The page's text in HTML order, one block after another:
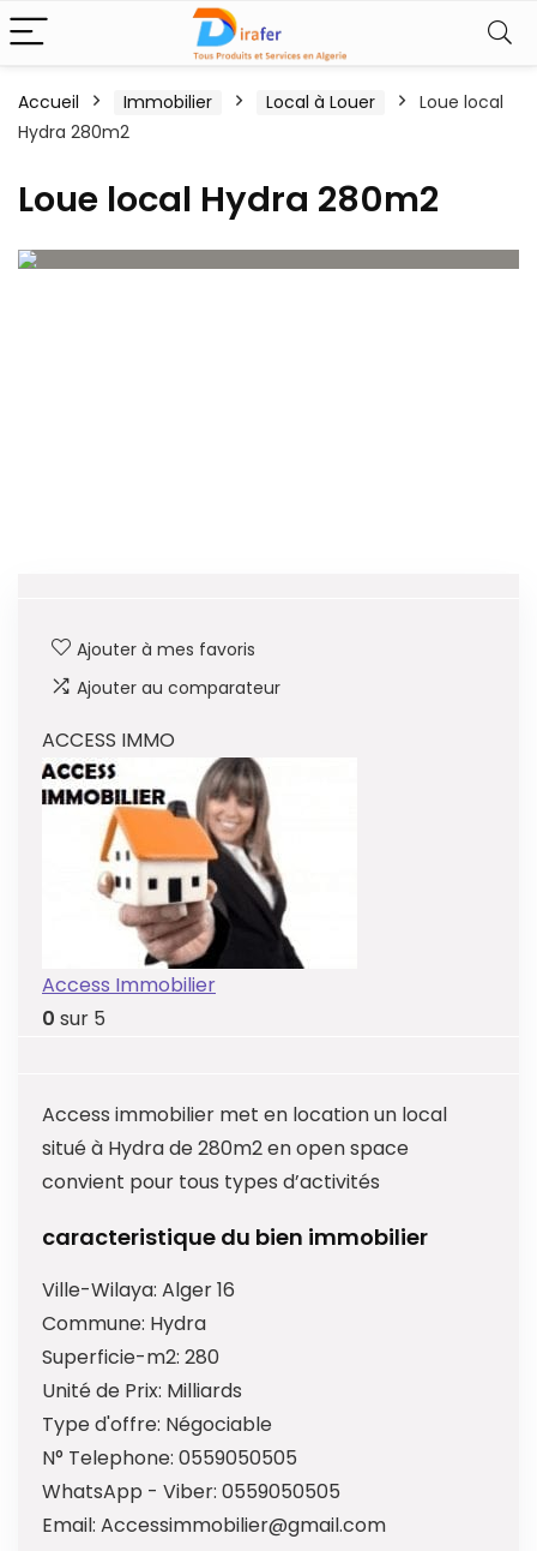
Accueil Immobilier Local à Louer
Loue local
Hydra 280m2
Loue local Hydra 280m2
Ajouter à mes favoris
Ajouter au comparateur
ACCESS IMMO
Access Immobilier
0 sur 5
Access immobilier met en location un local
situé à Hydra de 280m2 en open space
convient pour tous types d’activités
caracteristique du bien immobilier
Ville-Wilaya: Alger 16
Commune: Hydra
Superficie-m2: 280
Unité de Prix: Milliards
Type d'offre: Négociable
N° Telephone: 0559050505
WhatsApp - Viber: 0559050505
Email: Accessimmobilier@gmail.com